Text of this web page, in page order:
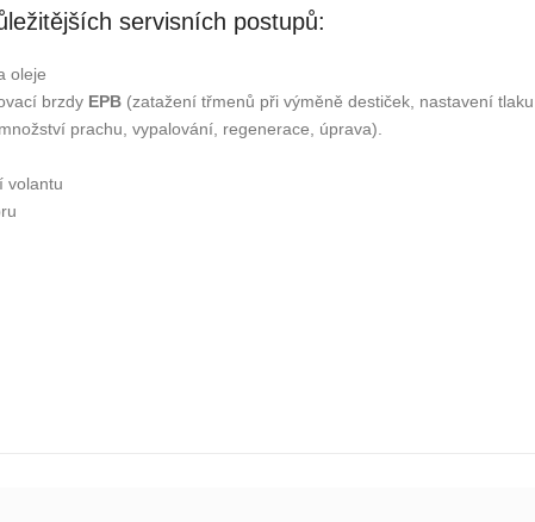
servisních postupů:
oleje
brzdy EPB (zatažení třmenů při výměně destiček, nastavení
prachu, vypalování, regenerace, úprava).
volantu